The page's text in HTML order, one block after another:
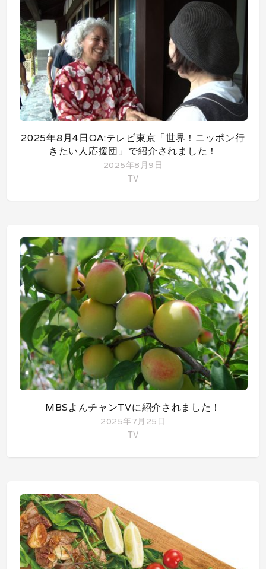
2025年8月4日OA:テレビ東京「世界！ニッポン行
きたい人応援団」で紹介されました！
2025年8月9日
TV
MBSよんチャンTVに紹介されました！
2025年7月25日
TV